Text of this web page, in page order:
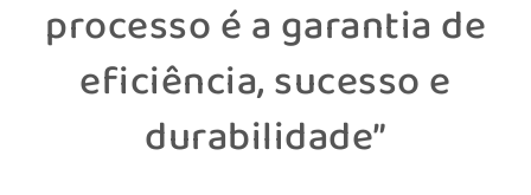
processo é a garantia de
eficiência, sucesso e
durabilidade”